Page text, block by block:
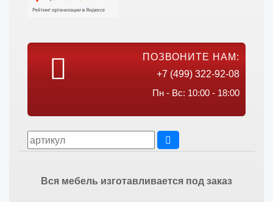
ПОЗВОНИТЕ НАМ:
+7 (499) 322-92-08
Пн - Вс: 10:00 - 18:00
Вся мебель изготавливается под заказ